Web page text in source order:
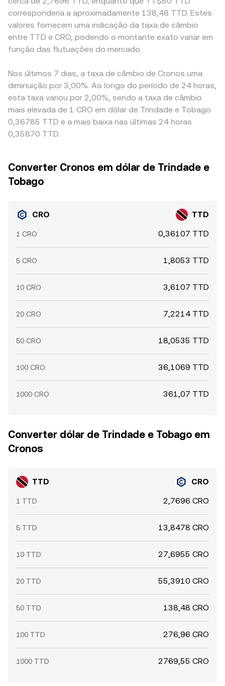
corresponderia a aproximadamente 138,48 TTD. Estes
valores fornecem uma indicação da taxa de câmbio
entre TTD e CRO, podendo o montante exato variar em
função das flutuações do mercado.
Nos últimos 7 dias, a taxa de câmbio de Cronos uma
diminuição por 3,00%. Ao longo do período de 24 horas,
esta taxa variou por 2,00%, sendo a taxa de câmbio
mais elevada de 1 CRO em dólar de Trindade e Tobago
0,36785 TTD e a mais baixa nas últimas 24 horas
0,35870 TTD.
Converter Cronos em dólar de Trindade e
Tobago
CRO TTD
1 CRO 0,36107 TTD
5 CRO 1,8053 TTD
10 CRO 3,6107 TTD
20 CRO 7,2214 TTD
50 CRO 18,0535 TTD
100 CRO 36,1069 TTD
1000 CRO 361,07 TTD
Converter dólar de Trindade e Tobago em
Cronos
TTD CRO
1 TTD 2,7696 CRO
5 TTD 13,8478 CRO
10 TTD 27,6955 CRO
20 TTD 55,3910 CRO
50 TTD 138,48 CRO
100 TTD 276,96 CRO
1000 TTD 2769,55 CRO